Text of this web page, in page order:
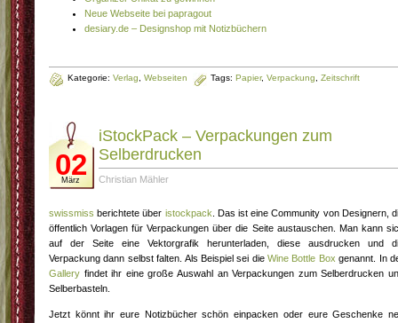
Neue Webseite bei papragout
desiary.de – Designshop mit Notizbüchern
Kategorie: Verlag Webseiten Tags: Papier, Verpackung Zeitschrift
02
März
iStockPack – Verpackungen zum
Selberdrucken
Christian Mähler
swissmiss berichtete über istockpack . Das ist eine Community von Designern,
öffentlich Vorlagen für Verpackungen über die Seite austauschen. Man kann
auf der Seite eine Vektorgrafik herunterladen, diese ausdrucken und
Verpackung dann selbst falten. Als Beispiel sei dieWine Bottle Box genannt. In
Gallery findet ihr eine große Auswahl an Verpackungen zum Selberdrucken
Selberbasteln.
Jetzt könnt ihr eure Notizbücher schön einpacken oder eure Geschenke